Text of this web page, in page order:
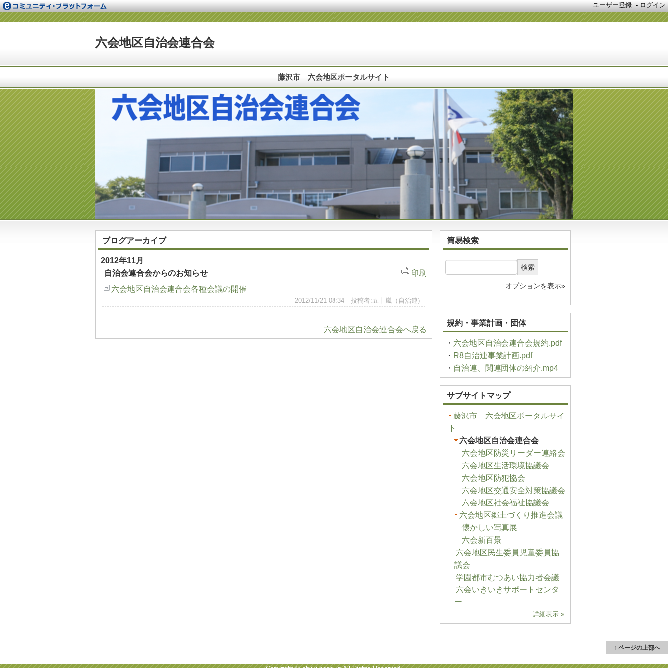
ユーザー登録 -ログイン
六会地区自治会連合会
藤沢市 六会地区ポータルサイト
ブログアーカイブ
2012年11月
印刷
自治会連合会からのお知らせ
六会地区自治会連合会各種会議の開催
2012/11/21 08:34 投稿者:五十嵐（自治連）
六会地区自治会連合会へ戻る
簡易検索
検索
オプションを表示»
規約・事業計画・団体
・ 六会地区自治会連合会規約.pdf
・ R8自治連事業計画.pdf
・ 自治連、関連団体の紹介.mp4
サブサイトマップ
藤沢市 六会地区ポータルサイ
ト
六会地区自治会連合会
六会地区防災リーダー連絡会
六会地区生活環境協議会
六会地区防犯協会
六会地区交通安全対策協議会
六会地区社会福祉協議会
六会地区郷土づくり推進会議
懐かしい写真展
六会新百景
六会地区民生委員児童委員協
議会
学園都市むつあい協力者会議
六会いきいきサポートセンタ
ー
詳細表示 »
↑ ページの上部へ